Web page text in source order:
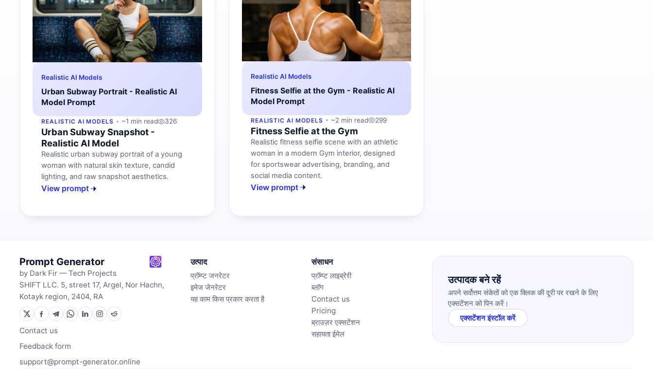
Realistic AI Models
Urban Subway Portrait - Realistic AI
Model Prompt
REALISTIC AI MODELS ~1 min read 326
Urban Subway Snapshot -
Realistic AI Model
Realistic urban subway portrait of a young
woman with natural skin texture, candid
lighting, and raw snapshot aesthetics.
View prompt
Realistic AI Models
Fitness Selfie at the Gym - Realistic AI
Model Prompt
REALISTIC AI MODELS ~2 min read 299
Fitness Selfie at the Gym
Realistic fitness selfie scene with an athletic
woman in a modern Gym interior, designed
for sportswear advertising, branding, and
social media content.
View prompt
Prompt Generator
by Dark Fir — Tech Projects
SHIFT LLC. 5, street 17, Argel, Nor Hachn,
Kotayk region, 2404, RA
Contact us
Feedback form
support@prompt-generator.online
उत्पाद
प्रॉम्प्ट जनरेटर
इमेज जेनरेटर
यह काम किस प्रकार करता है
संसाधन
प्रॉम्प्ट लाइब्रेरी
ब्लॉग
Contact us
Pricing
ब्राउज़र एक्सटेंशन
सहायता ईमेल
उत्पादक बने रहें
अपने सर्वोत्तम संकेतों को एक क्लिक की दूरी पर रखने के लिए
एक्सटेंशन को पिन करें।
एक्सटेंशन इंस्टॉल करें